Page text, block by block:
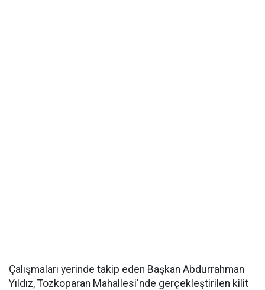
Çalışmaları yerinde takip eden Başkan Abdurrahman
Yıldız, Tozkoparan Mahallesi'nde gerçekleştirilen kilit